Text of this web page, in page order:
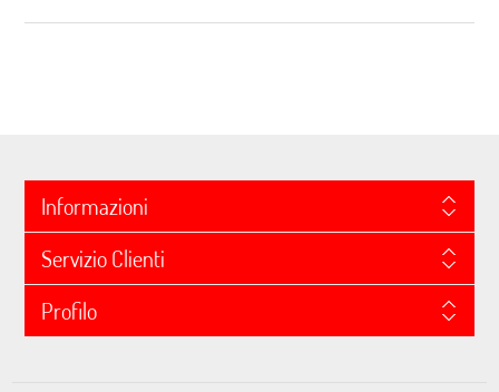
Informazioni
Servizio Clienti
Profilo